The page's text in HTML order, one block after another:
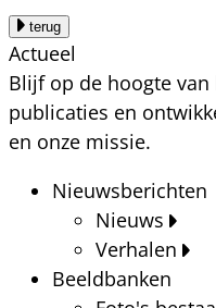
terug
Actueel
Blijf op de hoogte
publicaties en
en onze missie.
Nieuwsberichten
Nieuws
Verhalen
Beeldbanken